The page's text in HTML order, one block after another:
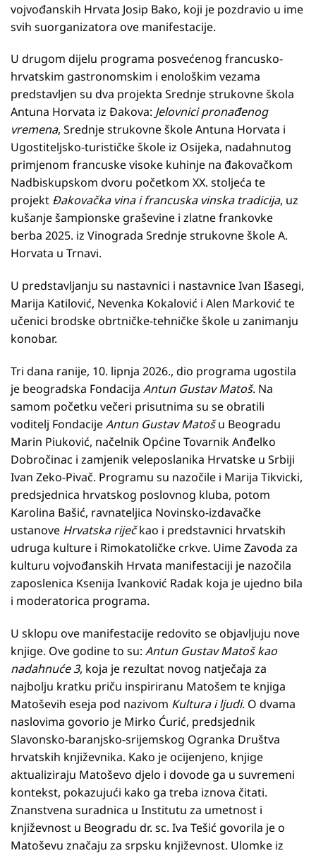
vojvođanskih Hrvata Josip Bako, koji je pozdravio u ime
svih suorganizatora ove manifestacije.
U drugom dijelu programa posvećenog francusko-
hrvatskim gastronomskim i enološkim vezama
predstavljen su dva projekta Srednje strukovne škola
Antuna Horvata iz Đakova: Jelovnici pronađenog
vremena, Srednje strukovne škole Antuna Horvata i
Ugostiteljsko-turističke škole iz Osijeka, nadahnutog
primjenom francuske visoke kuhinje na đakovačkom
Nadbiskupskom dvoru početkom XX. stoljeća te
projekt Đakovačka vina i francuska vinska tradicija, uz
kušanje šampionske graševine i zlatne frankovke
berba 2025. iz Vinograda Srednje strukovne škole A.
Horvata u Trnavi.
U predstavljanju su nastavnici i nastavnice Ivan Išasegi,
Marija Katilović, Nevenka Kokalović i Alen Marković te
učenici brodske obrtničke-tehničke škole u zanimanju
konobar.
Tri dana ranije, 10. lipnja 2026., dio programa ugostila
je beogradska Fondacija Antun Gustav Matoš. Na
samom početku večeri prisutnima su se obratili
voditelj FondacijeAntun Gustav Matošu Beogradu
Marin Piuković, načelnik Općine Tovarnik Anđelko
Dobročinac i zamjenik veleposlanika Hrvatske u Srbiji
Ivan Zeko-Pivač. Programu su nazočile i Marija Tikvicki,
predsjednica hrvatskog poslovnog kluba, potom
Karolina Bašić, ravnateljica Novinsko-izdavačke
ustanove Hrvatska riječkao i predstavnici hrvatskih
udruga kulture i Rimokatoličke crkve. Uime Zavoda za
kulturu vojvođanskih Hrvata manifestaciji je nazočila
zaposlenica Ksenija Ivanković Radak koja je ujedno bila
i moderatorica programa.
U sklopu ove manifestacije redovito se objavljuju nove
knjige. Ove godine to su: Antun Gustav Matoš kao
nadahnuće 3, koja je rezultat novog natječaja za
najbolju kratku priču inspiriranu Matošem te knjiga
Matoševih eseja pod nazivom Kultura i ljudi. O dvama
naslovima govorio je Mirko Ćurić, predsjednik
Slavonsko-baranjsko-srijemskog Ogranka Društva
hrvatskih književnika. Kako je ocijenjeno, knjige
aktualiziraju Matoševo djelo i dovode ga u suvremeni
kontekst, pokazujući kako ga treba iznova čitati.
Znanstvena suradnica u Institutu za umetnost i
književnost u Beogradu dr. sc. Iva Tešić govorila je o
Matoševu značaju za srpsku književnost. Ulomke iz